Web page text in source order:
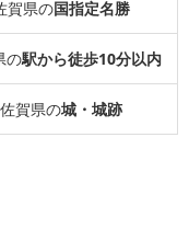
賀県の国指定名勝
の駅から徒歩10分以内
佐賀県の城・城跡